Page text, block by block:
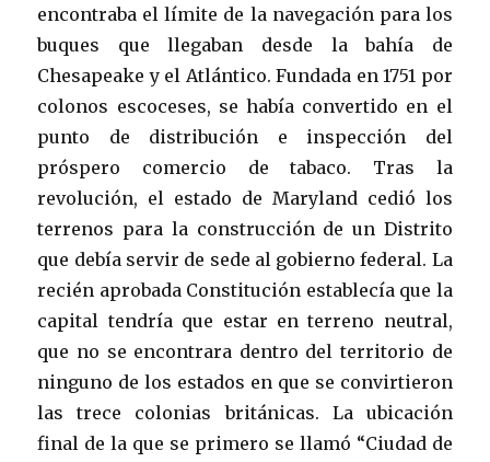
encontraba el límite de la navegación para los
buques que llegaban desde la bahía de
Chesapeake y el Atlántico. Fundada en 1751 por
colonos escoceses, se había convertido en el
punto de distribución e inspección del
próspero comercio de tabaco. Tras la
revolución, el estado de Maryland cedió los
terrenos para la construcción de un Distrito
que debía servir de sede al gobierno federal. La
recién aprobada Constitución establecía que la
capital tendría que estar en terreno neutral,
que no se encontrara dentro del territorio de
ninguno de los estados en que se convirtieron
las trece colonias británicas. La ubicación
final de la que se primero se llamó “Ciudad de